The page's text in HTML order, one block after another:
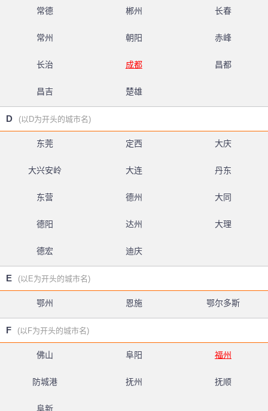
常德 郴州 长春
常州 朝阳 赤峰
长治 成都 昌都
昌吉 楚雄
D (以D为开头的城市名)
东莞 定西 大庆
大兴安岭 大连 丹东
东营 德州 大同
德阳 达州 大理
德宏 迪庆
E (以E为开头的城市名)
鄂州 恩施 鄂尔多斯
F (以F为开头的城市名)
佛山 阜阳 福州
防城港 抚州 抚顺
阜新